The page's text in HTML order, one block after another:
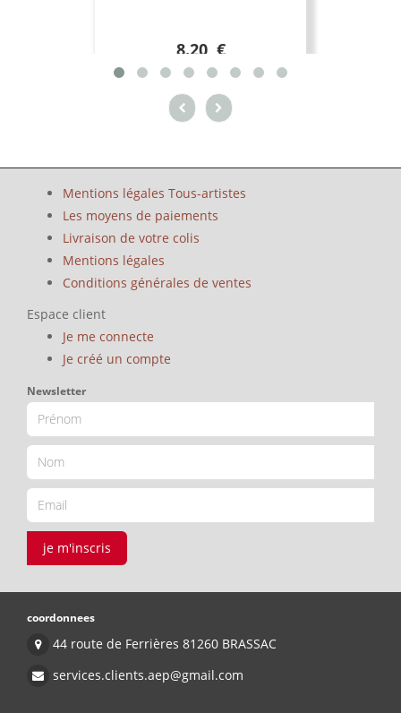
8.20 €
Mentions légales Tous-artistes
Les moyens de paiements
Livraison de votre colis
Mentions légales
Conditions générales de ventes
Espace client
Je me connecte
Je créé un compte
Newsletter
je m'inscris
coordonnees
44 route de Ferrières 81260 BRASSAC
services.clients.aep@gmail.com